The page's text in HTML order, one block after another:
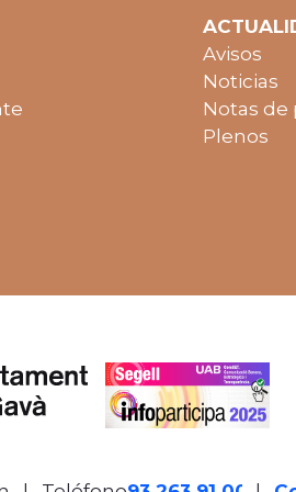
Avisos
Noticias
Notas de
Plenos